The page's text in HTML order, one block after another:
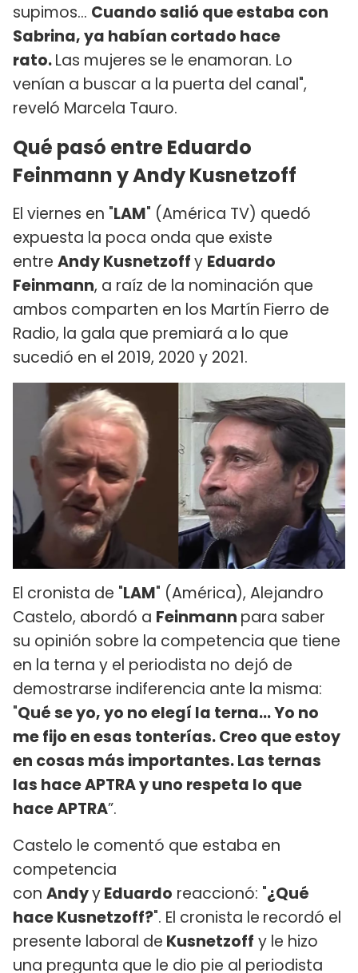
supimos… Cuando salió que estaba con
Sabrina, ya habían cortado hace
rato.Las mujeres se le enamoran. Lo
venían a buscar a la puerta del canal",
reveló Marcela Tauro.
Qué pasó entre Eduardo
Feinmann y Andy Kusnetzoff
El viernes en "LAM" (América TV) quedó
expuesta la poca onda que existe
entre Andy Kusnetzoffy Eduardo
Feinmann, a raíz de la nominación que
ambos comparten en los Martín Fierro de
Radio, la gala que premiará a lo que
sucedió en el 2019, 2020 y 2021.
El cronista de "LAM" (América), Alejandro
Castelo, abordó a Feinmann para saber
su opinión sobre la competencia que tiene
en la terna y el periodista no dejó de
demostrarse indiferencia ante la misma:
"Qué se yo, yo no elegí la terna... Yo no
me fijo en esas tonterías. Creo que estoy
en cosas más importantes. Las ternas
las hace APTRA y uno respeta lo que
hace APTRA”.
Castelo le comentó que estaba en
competencia
con AndyyEduardo reaccionó: "¿Qué
hace Kusnetzoff?". El cronista le recordó el
presente laboral de Kusnetzoff y le hizo
una pregunta que le dio pie al periodista